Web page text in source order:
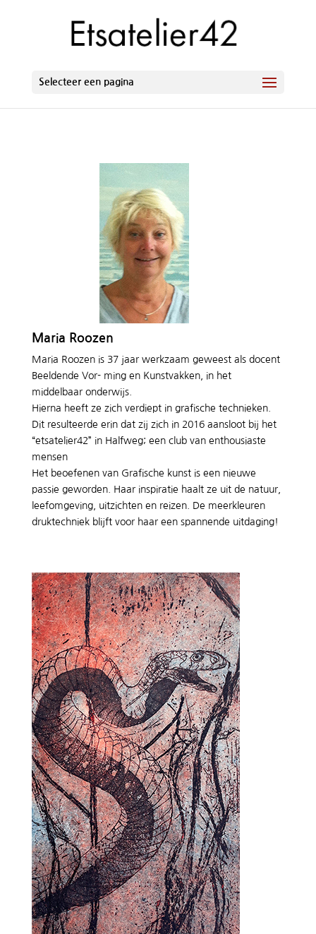
Selecteer een pagina
Maria Roozen
Maria Roozen is 37 jaar werkzaam geweest als docent
Beeldende Vor- ming en Kunstvakken, in het
middelbaar onderwijs.
Hierna heeft ze zich verdiept in grafische technieken.
Dit resulteerde erin dat zij zich in 2016 aansloot bij het
“etsatelier42” in Halfweg; een club van enthousiaste
mensen
Het beoefenen van Grafische kunst is een nieuwe
passie geworden. Haar inspiratie haalt ze uit de natuur,
leefomgeving, uitzichten en reizen. De meerkleuren
druktechniek blijft voor haar een spannende uitdaging!